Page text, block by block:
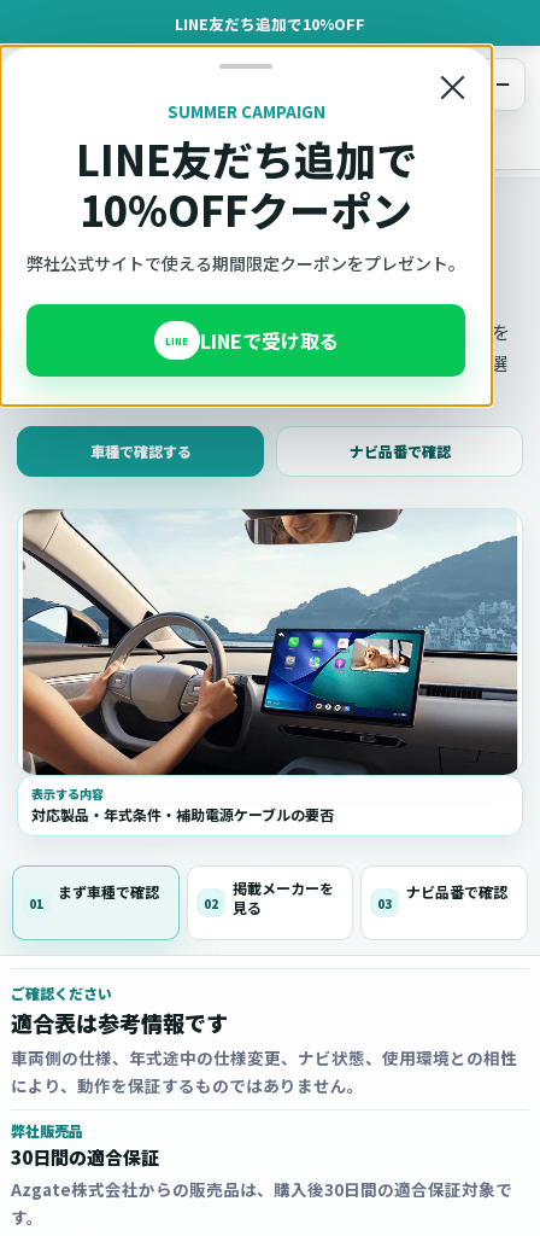
LINE友だち追加で10%OFF
×
SUMMER CAMPAIGN
LINE友だち追加で
10%OFFクーポン
弊社公式サイトで使える期間限定クーポンをプレゼント。
LINE LINEで受け取る
オットキャスト
メニュー
車種適合確認
車種適合確認
車種と年式で適合確認
Ottocast（オットキャスト）の対応製品、条件、注意事項を
このページ内で見られます。 迷った場合は、車種と年式を選
車種で確認する ナビ品番で確認
表示する内容
対応製品・年式条件・補助電源ケーブルの要否
01
まず車種で確認
02
掲載メーカーを
見る
03
ナビ品番で確認
ご確認ください
適合表は参考情報です
車両側の仕様、年式途中の仕様変更、ナビ状態、使用環境との相性
により、動作を保証するものではありません。
弊社販売品
30日間の適合保証
Azgate株式会社からの販売品は、購入後30日間の適合保証対象で
す。